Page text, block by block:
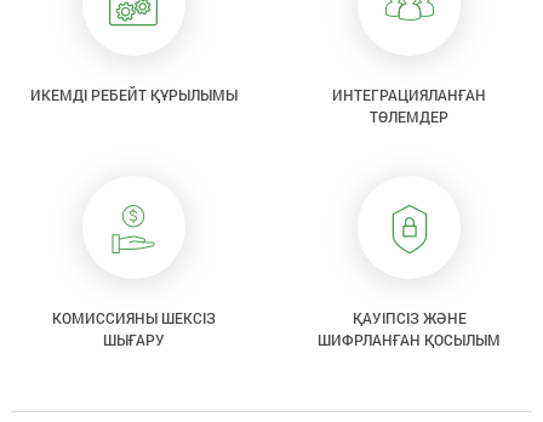
ИКЕМДІ РЕБЕЙТ ҚҰРЫЛЫМЫ
ИНТЕГРАЦИЯЛАНҒАН
ТӨЛЕМДЕР
КОМИССИЯНЫ ШЕКСІЗ
ШЫҒАРУ
ҚАУІПСІЗ ЖӘНЕ
ШИФРЛАНҒАН ҚОСЫЛЫМ